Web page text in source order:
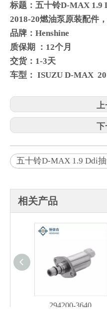
标题：五十铃D-MAX 1.9
2018-20燃油泵原装配件
品牌：Henshine
质保期 ：12个月
交货：1-3天
车型： ISUZU D-MAX
上
下
五十铃D-MAX 1.9 Ddi
相关产品
294200-3640